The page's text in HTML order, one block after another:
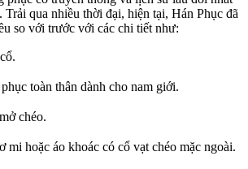
Trải qua nhiều thời đại, hiện tại, Hán Phục đã
so với trước với các chi tiết như:
toàn thân dành cho nam giới.
chéo.
mi hoặc áo khoác có cổ vạt chéo mặc ngoài.